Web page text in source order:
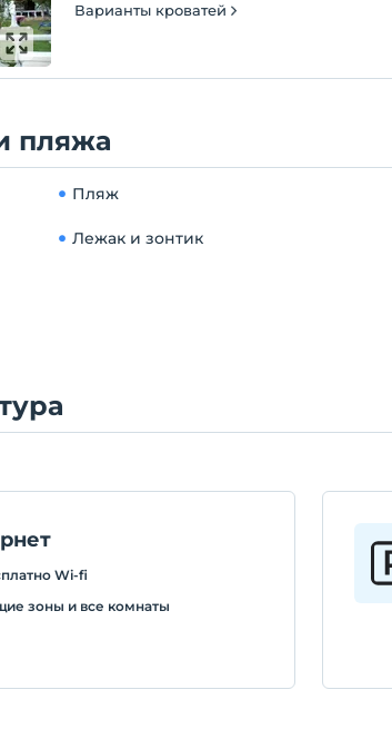
Варианты кроватей
пляжа
Пляж
Лежак и зонтик
Wi-fi
зоны и все комнаты